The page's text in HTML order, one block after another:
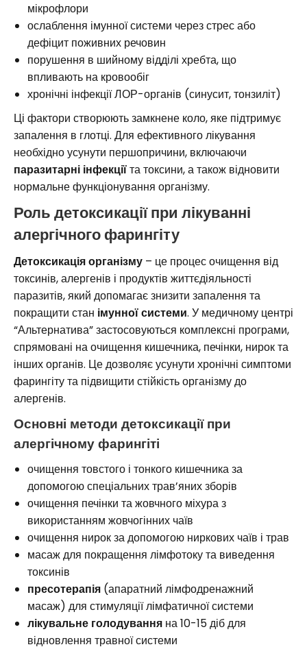
мікрофлори
ослаблення імунної системи через стрес або
дефіцит поживних речовин
порушення в шийному відділі хребта, що
впливають на кровообіг
хронічні інфекції ЛОР-органів (синусит, тонзиліт)
Ці фактори створюють замкнене коло, яке підтримує
запалення в глотці. Для ефективного лікування
необхідно усунути першопричини, включаючи
паразитарні інфекціїта токсини, а також відновити
нормальне функціонування організму.
Роль детоксикації при лікуванні
алергічного фарингіту
Детоксикація організму – це процес очищення від
токсинів, алергенів і продуктів життєдіяльності
паразитів, який допомагає знизити запалення та
покращити стан імунної системи. У медичному центрі
“Альтернатива” застосовуються комплексні програми,
спрямовані на очищення кишечника, печінки, нирок та
інших органів. Це дозволяє усунути хронічні симптоми
фарингіту та підвищити стійкість організму до
алергенів.
Основні методи детоксикації при
алергічному фарингіті
очищення товстого і тонкого кишечника за
допомогою спеціальних трав’яних зборів
очищення печінки та жовчного міхура з
використанням жовчогінних чаїв
очищення нирок за допомогою ниркових чаїв і трав
масаж для покращення лімфотоку та виведення
токсинів
пресотерапія (апаратний лімфодренажний
масаж) для стимуляції лімфатичної системи
лікувальне голодування на 10-15 діб для
відновлення травної системи